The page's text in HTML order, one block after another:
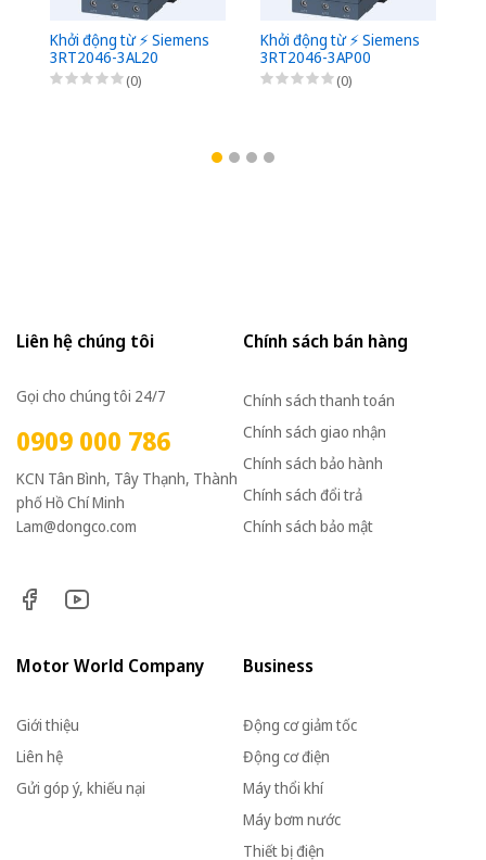
Khởi động từ ⚡️ Siemens
3RT2046-3AL20
(0)
Khởi động từ ⚡️ Siemens
3RT2046-3AP00
(0)
Liên hệ chúng tôi
Gọi cho chúng tôi 24/7
0909 000 786
KCN Tân Bình, Tây Thạnh, Thành
phố Hồ Chí Minh
Lam@dongco.com
Chính sách bán hàng
Chính sách thanh toán
Chính sách giao nhận
Chính sách bảo hành
Chính sách đổi trả
Chính sách bảo mật
Motor World Company
Giới thiệu
Liên hệ
Gửi góp ý, khiếu nại
Business
Động cơ giảm tốc
Động cơ điện
Máy thổi khí
Máy bơm nước
Thiết bị điện